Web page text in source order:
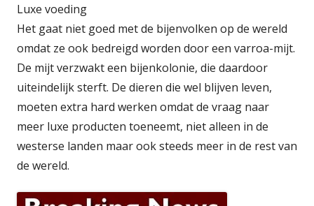
Luxe voeding
Het gaat niet goed met de bijenvolken op de wereld
omdat ze ook bedreigd worden door een varroa-mijt.
De mijt verzwakt een bijenkolonie, die daardoor
uiteindelijk sterft. De dieren die wel blijven leven,
moeten extra hard werken omdat de vraag naar
meer luxe producten toeneemt, niet alleen in de
westerse landen maar ook steeds meer in de rest van
de wereld.